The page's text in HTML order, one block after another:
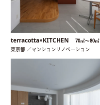
terracotta×KITCHEN 70㎡〜80㎡
東京都 ／マンションリノベーション